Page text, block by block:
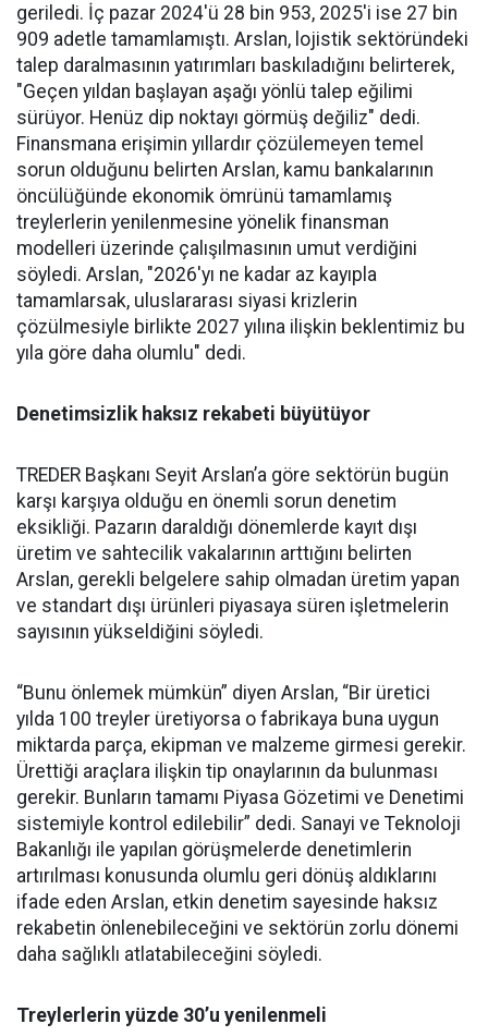
geriledi. İç pa­zar 2024'ü 28 bin 953, 2025'i ise 27 bin
909 adetle tamamlamış­tı. Arslan, lojistik sektöründeki
talep daralmasının yatırımları baskıladığını belirterek,
"Geçen yıldan başlayan aşağı yönlü talep eğilimi
sürüyor. Henüz dip nok­tayı görmüş değiliz" dedi.
Finans­mana erişimin yıllardır çözüle­meyen temel
sorun olduğunu be­lirten Arslan, kamu bankalarının
öncülüğünde ekonomik ömrü­nü tamamlamış
treylerlerin ye­nilenmesine yönelik finansman
modelleri üzerinde çalışılması­nın umut verdiğini
söyledi. Ars­lan, "2026'yı ne kadar az kayıpla
tamamlarsak, uluslararası siya­si krizlerin
çözülmesiyle birlik­te 2027 yılına ilişkin beklentimiz bu
yıla göre daha olumlu" dedi.
Denetimsizlik haksız rekabeti büyütüyor
TREDER Başkanı Seyit Arslan’a göre sektörün bugün
karşı karşıya olduğu en önemli sorun denetim
eksikliği. Pazarın daraldığı dönemlerde kayıt dışı
üretim ve sahtecilik vakalarının arttığını belirten
Arslan, gerekli belgelere sahip olmadan üretim yapan
ve standart dışı ürünleri piyasaya süren işletmelerin
sayısının yükseldiğini söyledi.
“Bunu önlemek mümkün” diyen Arslan, “Bir üretici
yılda 100 treyler üretiyorsa o fabrikaya buna uygun
miktarda parça, ekipman ve malzeme girmesi gerekir.
Ürettiği araçlara ilişkin tip onaylarının da bulunması
gerekir. Bunların tamamı Piyasa Gözetimi ve Denetimi
sistemiyle kontrol edilebilir” dedi. Sanayi ve Teknoloji
Bakanlığı ile yapılan görüşmelerde denetimlerin
artırılması konusunda olumlu geri dönüş aldıklarını
ifade eden Arslan, etkin denetim sayesinde haksız
rekabetin önlenebileceğini ve sektörün zorlu dönemi
daha sağlıklı atlatabileceğini söyledi.
Treylerlerin yüzde 30’u yenilenmeli